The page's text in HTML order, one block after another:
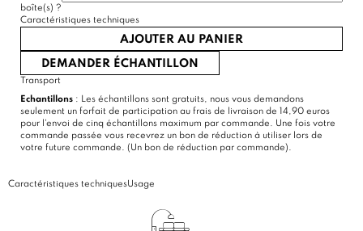
boîte(s) ?
Caractéristiques techniques
AJOUTER AU PANIER
DEMANDER ÉCHANTILLON
Transport
Echantillons : Les échantillons sont gratuits, nous vous demandons
seulement un forfait de participation au frais de livraison de 14,90 euros
pour l'envoi de cinq échantillons maximum par commande. Une fois votre
commande passée vous recevrez un bon de réduction à utiliser lors de
votre future commande. (Un bon de réduction par commande).
Caractéristiques techniquesUsage